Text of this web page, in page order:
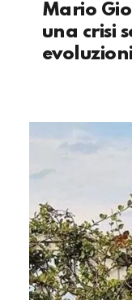
Mario
una crisi